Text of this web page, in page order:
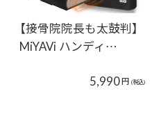
【接骨院院長も太鼓判】
MiYAVi ハンディ…
5,990円 (税込)